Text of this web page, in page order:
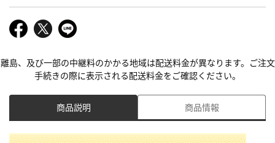
離島、及び一部の中継料のかかる地域は配送料金が異なります。ご注文
手続きの際に表示される配送料金をご確認ください。
商品説明 商品情報